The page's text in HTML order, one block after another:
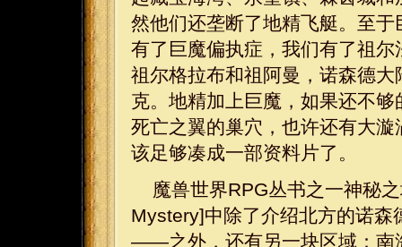
然他们还垄断了地精飞艇。至
有了巨魔偏执症，我们有了祖
祖尔格拉布和祖阿曼，诺森德
克。地精加上巨魔，如果还不
死亡之翼的巢穴，也许还有大
该足够凑成一部资料片了。
魔兽世界RPG丛书之一神秘
Mystery]中除了介绍北方的诺
——之外，还有另一块区域：南